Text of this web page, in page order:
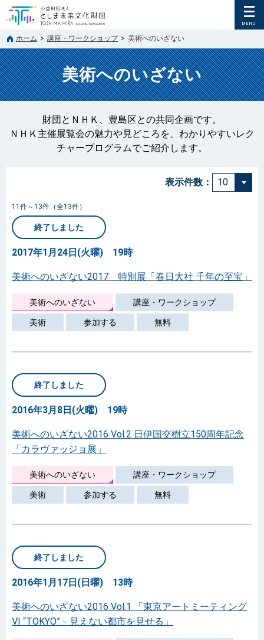
ホーム > 講座・ワークショップ > 美術へのいざない
美術へのいざない
財団とＮＨＫ、豊島区との共同企画です。
ＮＨＫ主催展覧会の魅力や見どころを、わかりやすいレク
チャープログラムでご紹介します。
表示件数：
11件～13件（全13件）
終了しました
2017年1月24日(火曜) 19時
美術へのいざない2017 特別展「春日大社 千年の至宝」
美術へのいざない 講座・ワークショップ
美術 参加する 無料
終了しました
2016年3月8日(火曜) 19時
美術へのいざない2016 Vol.2 日伊国交樹立150周年記念
「カラヴァッジョ展」
美術へのいざない 講座・ワークショップ
美術 参加する 無料
終了しました
2016年1月17日(日曜) 13時
美術へのいざない2016 Vol.1 「東京アートミーティング
Ⅵ “TOKYO”－見えない都市を見せる」